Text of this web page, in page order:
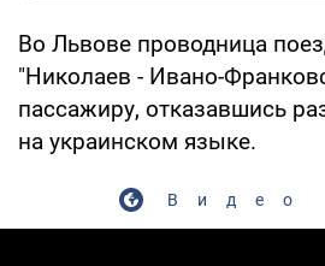
Во Львове проводница
"Николаев - Ивано-
пассажиру, отказавшись
на украинском языке.
Видео